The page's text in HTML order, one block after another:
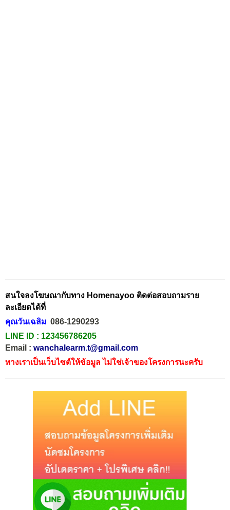
สนใจลงโฆษณากับทาง Homenayoo ติดต่อสอบถามราย
ละเอียดได้ที่
คุณวันเฉลิม 086-1290293
LINE ID : 123456786205
Email : wanchalearm.t@gmail.com
ทางเราเป็นเว็บไซต์ให้ข้อมูล ไม่ใช่เจ้าของโครงการนะครับ